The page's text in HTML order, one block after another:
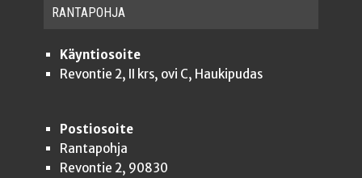
RAN­TA­POH­JA
Käyntiosoite
Revontie 2, II krs, ovi C, Haukipudas
Postiosoite
Rantapohja
Revontie 2, 90830